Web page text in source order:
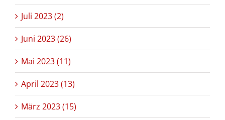
Juli 2023 (2)
Juni 2023 (26)
Mai 2023 (11)
April 2023 (13)
März 2023 (15)